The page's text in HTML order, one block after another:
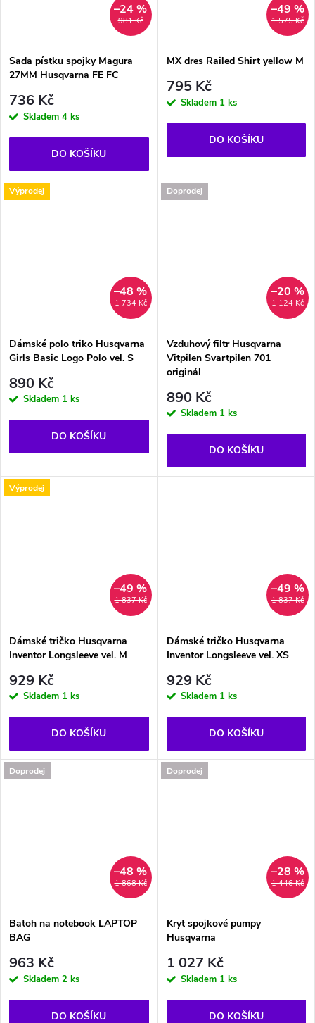
981 Kč
–24 %
Sada pístku spojky Magura
27MM Husqvarna FE FC
736 Kč
Skladem 4 ks
DO KOŠÍKU
1 575 Kč
–49 %
MX dres Railed Shirt yellow M
795 Kč
Skladem 1 ks
DO KOŠÍKU
Výprodej
1 734 Kč
–48 %
Dámské polo triko Husqvarna
Girls Basic Logo Polo vel. S
890 Kč
Skladem 1 ks
DO KOŠÍKU
Doprodej
1 124 Kč
–20 %
Vzduhový filtr Husqvarna
Vitpilen Svartpilen 701
originál
890 Kč
Skladem 1 ks
DO KOŠÍKU
Výprodej
1 837 Kč
–49 %
Dámské tričko Husqvarna
Inventor Longsleeve vel. M
929 Kč
Skladem 1 ks
DO KOŠÍKU
1 837 Kč
–49 %
Dámské tričko Husqvarna
Inventor Longsleeve vel. XS
929 Kč
Skladem 1 ks
DO KOŠÍKU
Doprodej
1 868 Kč
–48 %
Batoh na notebook LAPTOP
BAG
963 Kč
Skladem 2 ks
DO KOŠÍKU
Doprodej
1 446 Kč
–28 %
Kryt spojkové pumpy
Husqvarna
1 027 Kč
Skladem 1 ks
DO KOŠÍKU